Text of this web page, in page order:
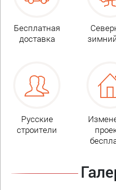
Бесплатная
доставка
Русские
строители